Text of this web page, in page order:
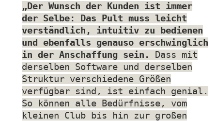
„Der Wunsch der Kunden ist immer
der Selbe: Das Pult muss leicht
verständlich, intuitiv zu bedienen
und ebenfalls genauso erschwinglich
in der Anschaffung sein. Dass mit
derselben Software und derselben
Struktur verschiedene Größen
verfügbar sind, ist einfach genial.
So können alle Bedürfnisse, vom
kleinen Club bis hin zur großen